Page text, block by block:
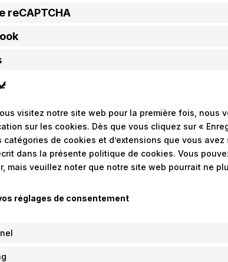
reCAPTCHA
visitez notre site web pour la première fois, nous
sur les cookies. Dès que vous cliquez sur «
catégories de cookies et d’extensions que vous
dans la présente politique de cookies. Vous
mais veuillez noter que notre site web pourrait ne
vos réglages de consentement